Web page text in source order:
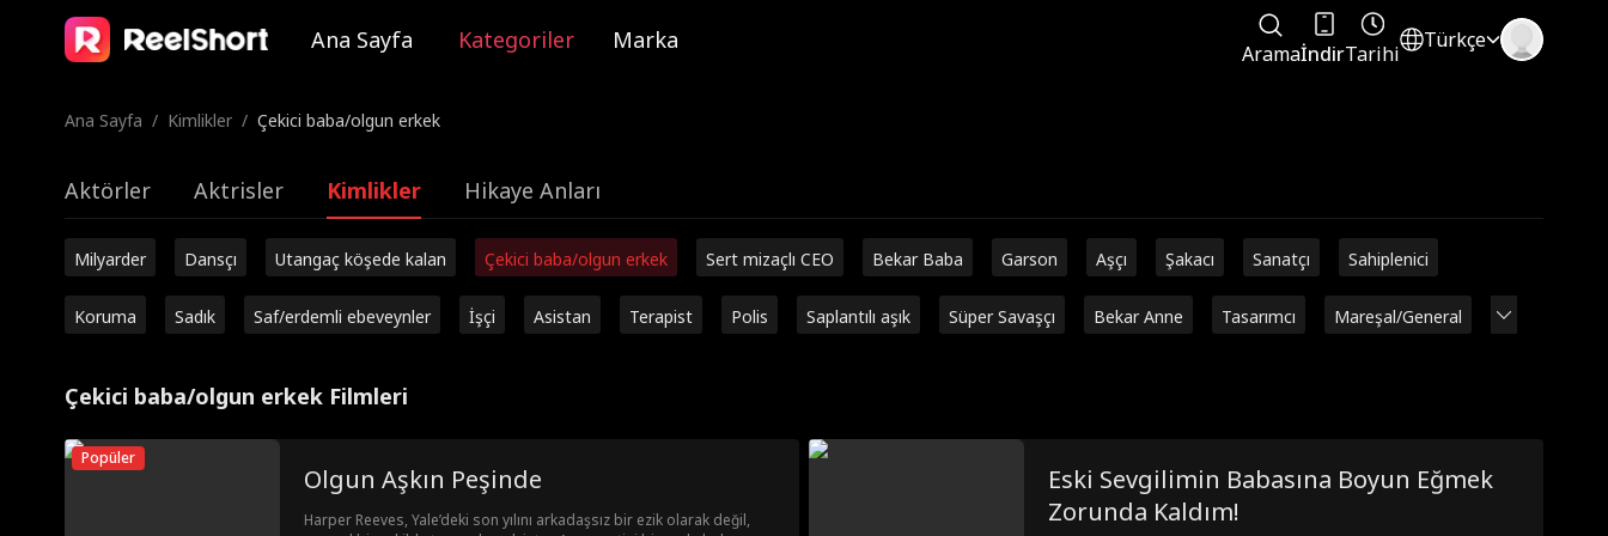
Ana Sayfa Kategoriler Marka AramaİndirTarihi
Türkçe
Ana Sayfa / Kimlikler / Çekici baba/olgun erkek
Aktörler Aktrisler Kimlikler Hikaye Anları
Milyarder Dansçı Utangaç köşede kalan Çekici baba/olgun erkek Sert mizaçlı CEO Bekar Baba Garson Aşçı Şakacı Sanatçı Sahiplenici
Koruma Sadık Saf/erdemli ebeveynler İşçi Asistan Terapist Polis Saplantılı aşık Süper Savaşçı Bekar Anne Tasarımcı Mareşal/General
Çekici baba/olgun erkek Filmleri
Popüler
Olgun Aşkın Peşinde
Harper Reeves, Yale’deki son yılını arkadaşsız bir ezik olarak değil,
Eski Sevgilimin Babasına Boyun Eğmek
Zorunda Kaldım!